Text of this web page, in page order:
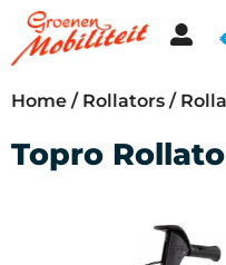
Home / Rollators /
Topro